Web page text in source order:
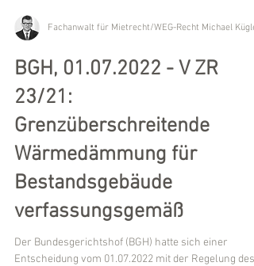
Fachanwalt für Mietrecht/WEG-Recht Michael
BGH, 01.07.2022 - V ZR
23/21:
Grenzüberschreitende
Wärmedämmung für
verfassungsgemäß